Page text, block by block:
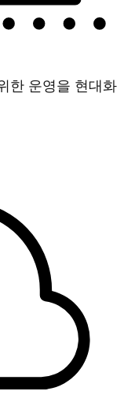
한 운영을 현대화